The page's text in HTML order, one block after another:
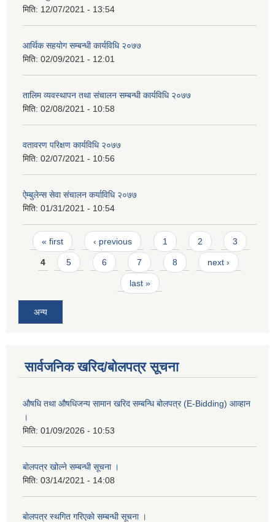
मिति: 12/07/2021 - 13:54
आर्थिक सहयोग सम्बन्धी कार्यविधि २०७७
मिति: 02/09/2021 - 12:01
तालिम व्यवस्थापन तथा संचालन सम्बन्धी कार्यविधि २०७७
मिति: 02/08/2021 - 10:58
वतावरण परिक्षण कार्यविधि २०७७
मिति: 02/07/2021 - 10:56
ऐम्बुलेन्स सेवा संचालन कर्याविधि २०७७
मिति: 01/31/2021 - 10:54
Pages
« first ‹ previous 1 2 3
4 5 6 7 8 next ›
last »
अन्य
सार्वजनिक खरिद/बोलपत्र सूचना
औषधि तथा औषधिजन्य सामान खरिद सम्बन्धि बोलपत्र (E-Bidding) आव्हान
।
मिति: 01/09/2026 - 10:53
बाेलपत्र खोल्ने सम्बन्धी सूचना ।
मिति: 03/14/2021 - 14:08
बाेलपत्र स्थगित गरिएकाे सम्बन्धी सूचना ।